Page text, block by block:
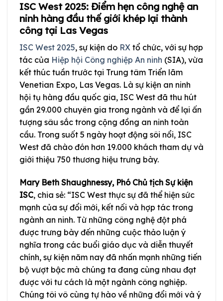
ISC West 2025: Điểm hẹn công nghệ an
ninh hàng đầu thế giới khép lại thành
công tại Las Vegas
ISC West 2025, sự kiện do RX tổ chức, với sự hợp
tác của Hiệp hội Công nghiệp An ninh (SIA), vừa
kết thúc tuần trước tại Trung tâm Triển lãm
Venetian Expo, Las Vegas. Là sự kiện an ninh
hội tụ hàng đầu quốc gia, ISC West đã thu hút
gần 29.000 chuyên gia trong ngành và để lại ấn
tượng sâu sắc trong cộng đồng an ninh toàn
cầu. Trong suốt 5 ngày hoạt động sôi nổi, ISC
West đã chào đón hơn 19.000 khách tham dự và
giới thiệu 750 thương hiệu trưng bày.
Mary Beth Shaughnessy, Phó Chủ tịch Sự kiện
ISC, chia sẻ: “ISC West thực sự đã thể hiện sức
mạnh của sự đổi mới, kết nối và hợp tác trong
ngành an ninh. Từ những công nghệ đột phá
được trưng bày đến những cuộc thảo luận ý
nghĩa trong các buổi giáo dục và diễn thuyết
chính, sự kiện năm nay đã nhấn mạnh những tiến
bộ vượt bậc mà chúng ta đang cùng nhau đạt
được với tư cách là một ngành công nghiệp.
Chúng tôi vô cùng tự hào về những đổi mới và ý